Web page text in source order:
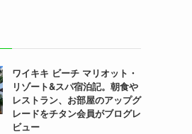
ワイキキ ビーチ マリオット・
リゾート&スパ宿泊記。朝食や
レストラン、お部屋のアップグ
レードをチタン会員がブログレ
ビュー